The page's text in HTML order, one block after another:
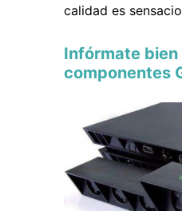
calidad es
Infórmate bien
componentes